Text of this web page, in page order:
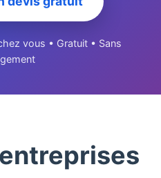
vous • Gratuit • Sans